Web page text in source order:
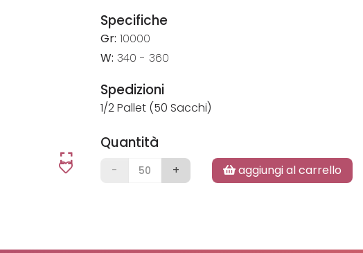
Specifiche
Gr: 10000
W: 340 - 360
Spedizioni
1/2 Pallet (50 Sacchi)
Quantità
- + aggiungi al carrello